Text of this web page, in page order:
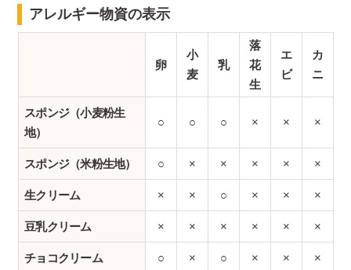
アレルギー物資の表示
卵
小
麦
乳
落
花
生
エ
ビ
カ
ニ
スポンジ（小麦粉生
地）
○ ○ ○ × × ×
スポンジ（米粉生地） ○ × × × × ×
生クリーム × × ○ × × ×
豆乳クリーム × × × × × ×
チョコクリーム ○ × ○ × × ×